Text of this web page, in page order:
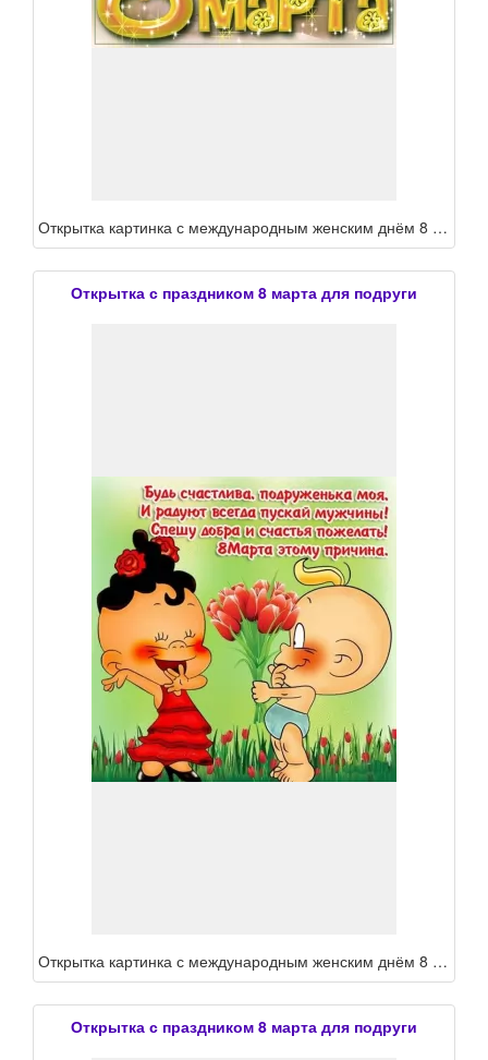
Открытка картинка с международным женским днём 8 марта подруга ,подруге, с праздником 8 марта подруга поздравления для подруге в ден 8 марта,открытка подруге на 8 марта
Открытка с праздником 8 марта для подруги
Открытка картинка с международным женским днём 8 марта подруга ,подруге, с праздником 8 марта подруга поздравления для подруге в ден 8 марта,открытка подруге на 8 марта
Открытка с праздником 8 марта для подруги